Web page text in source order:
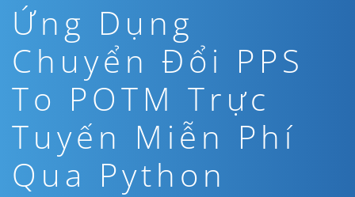
Ứng Dụng
Chuyển Đổi PPS
To POTM Trực
Tuyến Miễn Phí
Qua Python